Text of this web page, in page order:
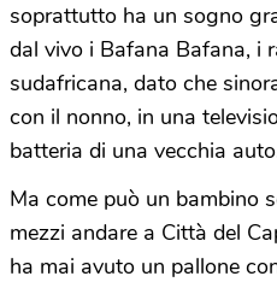
soprattutto ha un sogno
dal vivo i Bafana Bafana, i
sudafricana, dato che
con il nonno, in una
batteria di una vecchia
Ma come può un bambino
mezzi andare a Città del
ha mai avuto un pallone